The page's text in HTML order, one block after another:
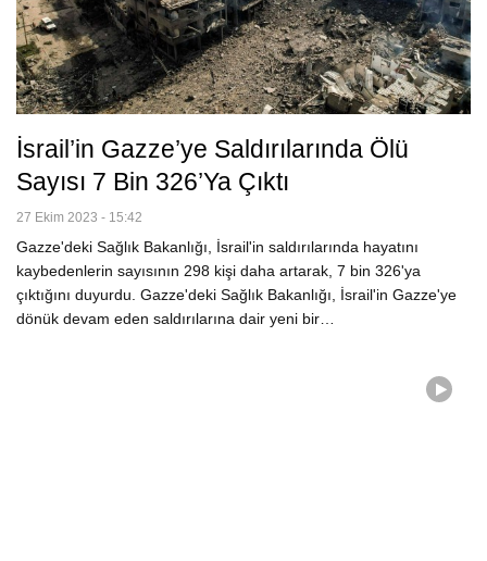
İsrail’in Gazze’ye Saldırılarında Ölü
Sayısı 7 Bin 326’ya Çıktı
27 Ekim 2023 - 15:42
Gazze'deki Sağlık Bakanlığı, İsrail'in saldırılarında hayatını
kaybedenlerin sayısının 298 kişi daha artarak, 7 bin 326'ya
çıktığını duyurdu. Gazze'deki Sağlık Bakanlığı, İsrail'in Gazze'ye
dönük devam eden saldırılarına dair yeni bir…